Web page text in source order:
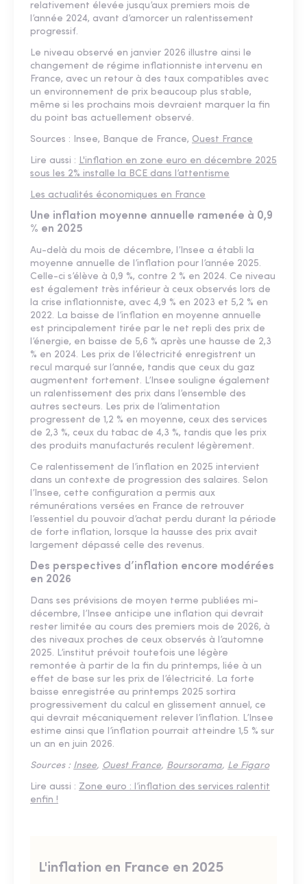
relativement élevée jusqu’aux premiers mois de
l’année 2024, avant d’amorcer un ralentissement
progressif.
Le niveau observé en janvier 2026 illustre ainsi le
changement de régime inflationniste intervenu en
France, avec un retour à des taux compatibles avec
un environnement de prix beaucoup plus stable,
même si les prochains mois devraient marquer la fin
du point bas actuellement observé.
Sources : Insee, Banque de France, Ouest France
Lire aussi : L'inflation en zone euro en décembre 2025
sous les 2% installe la BCE dans l’attentisme
Les actualités économiques en France
Une inflation moyenne annuelle ramenée à 0,9
% en 2025
Au-delà du mois de décembre, l’Insee a établi la
moyenne annuelle de l’inflation pour l’année 2025.
Celle-ci s’élève à 0,9 %, contre 2 % en 2024. Ce niveau
est également très inférieur à ceux observés lors de
la crise inflationniste, avec 4,9 % en 2023 et 5,2 % en
2022. La baisse de l’inflation en moyenne annuelle
est principalement tirée par le net repli des prix de
l’énergie, en baisse de 5,6 % après une hausse de 2,3
% en 2024. Les prix de l’électricité enregistrent un
recul marqué sur l’année, tandis que ceux du gaz
augmentent fortement. L’Insee souligne également
un ralentissement des prix dans l’ensemble des
autres secteurs. Les prix de l’alimentation
progressent de 1,2 % en moyenne, ceux des services
de 2,3 %, ceux du tabac de 4,3 %, tandis que les prix
des produits manufacturés reculent légèrement.
Ce ralentissement de l’inflation en 2025 intervient
dans un contexte de progression des salaires. Selon
l’Insee, cette configuration a permis aux
rémunérations versées en France de retrouver
l’essentiel du pouvoir d’achat perdu durant la période
de forte inflation, lorsque la hausse des prix avait
largement dépassé celle des revenus.
Des perspectives d’inflation encore modérées
en 2026
Dans ses prévisions de moyen terme publiées mi-
décembre, l’Insee anticipe une inflation qui devrait
rester limitée au cours des premiers mois de 2026, à
des niveaux proches de ceux observés à l’automne
2025. L’institut prévoit toutefois une légère
remontée à partir de la fin du printemps, liée à un
effet de base sur les prix de l’électricité. La forte
baisse enregistrée au printemps 2025 sortira
progressivement du calcul en glissement annuel, ce
qui devrait mécaniquement relever l’inflation. L’Insee
estime ainsi que l’inflation pourrait atteindre 1,5 % sur
un an en juin 2026.
Sources : Insee, Ouest France, Boursorama, Le Figaro
Lire aussi : Zone euro : l’inflation des services ralentit
enfin !
L'inflation en France en 2025